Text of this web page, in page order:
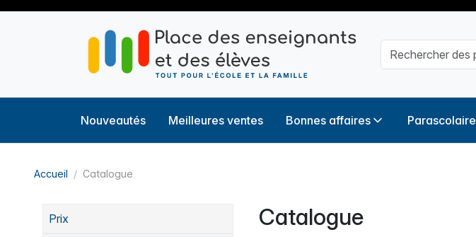
Nouveautés Meilleures ventes Bonnes affaires Parascolaire
Accueil Catalogue
Prix Catalogue